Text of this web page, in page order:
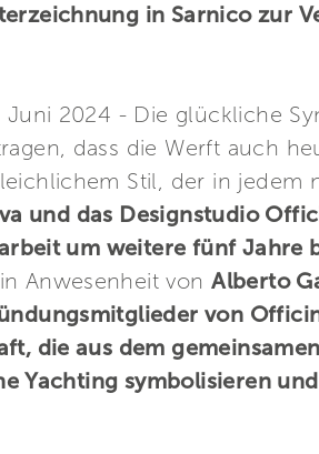
in Sarnico zur
Juni 2024 - Die glückliche
dass die Werft auch
Stil, der in
und das Designstudio
um weitere fünf Jahre
Anwesenheit vonAlberto
von
die aus dem
Yachting symbolisieren